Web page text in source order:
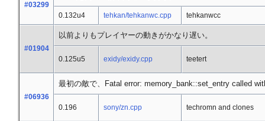
#03299
0.132u4 tehkan/tehkanwc.cpp tehkanwcc
#01904
以前よりもプレイヤーの動きがかなり遅い。
0.125u5 exidy/exidy.cpp teetert
#06936
最初の敵で、Fatal error: memory_bank::set_entry called
0.196 sony/zn.cpp techromn and clones